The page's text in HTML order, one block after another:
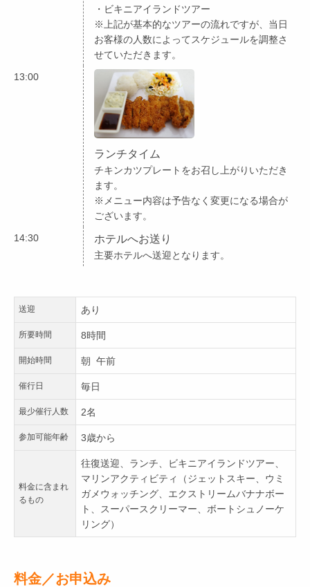
・ビキニアイランドツアー
※上記が基本的なツアーの流れですが、当日
お客様の人数によってスケジュールを調整さ
せていただきます。
13:00
ランチタイム
チキンカツプレートをお召し上がりいただき
ます。
※メニュー内容は予告なく変更になる場合が
ございます。
14:30
ホテルへお送り
主要ホテルへ送迎となります。
送迎 あり
所要時間 8時間
開始時間 朝 午前
催行日 毎日
最少催行人数 2名
参加可能年齢 3歳から
料金に含まれ
るもの
往復送迎、ランチ、ビキニアイランドツアー、
マリンアクティビティ（ジェットスキー、ウミ
ガメウォッチング、エクストリームバナナボー
ト、スーパースクリーマー、ボートシュノーケ
リング）
料金／お申込み